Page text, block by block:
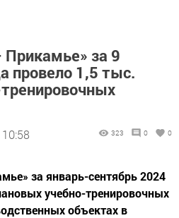
за 9
провело 1,5 тыс.
323 0 0
за январь-сентябрь 2024
учебно-тренировочных
объектах в